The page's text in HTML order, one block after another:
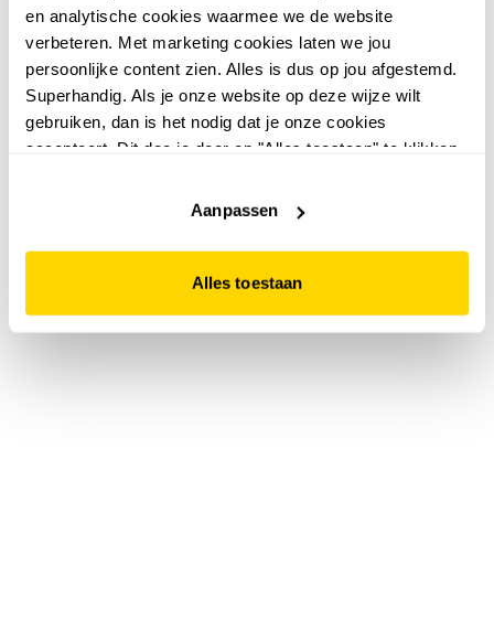
en analytische cookies waarmee we de website
verbeteren. Met marketing cookies laten we jou
persoonlijke content zien. Alles is dus op jou afgestemd.
Superhandig. Als je onze website op deze wijze wilt
gebruiken, dan is het nodig dat je onze cookies
accepteert. Dit doe je door op "Alles toestaan" te klikken.
website niet optimaal functioneert.
Aanpassen
Alles toestaan